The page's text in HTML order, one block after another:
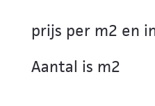
prijs per m2 en
Aantal is m2